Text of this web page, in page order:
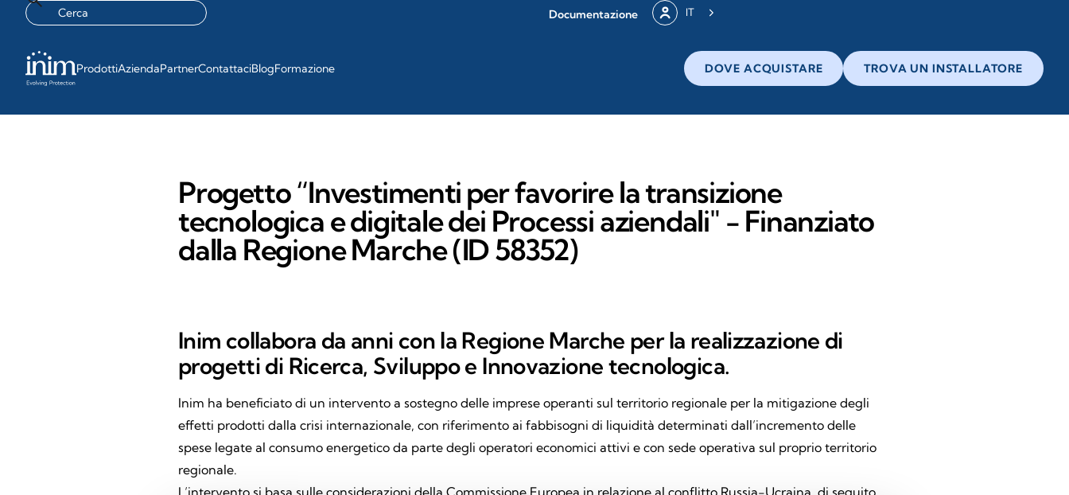
Documentazione IT
ProdottiAziendaPartnerContattaciBlogFormazione DOVE ACQUISTARE TROVA UN INSTALLATORE
Progetto “Investimenti per favorire la transizione
tecnologica e digitale dei Processi aziendali" - Finanziato
dalla Regione Marche (ID 58352)
Inim collabora da anni con la Regione Marche per la realizzazione di
progetti di Ricerca, Sviluppo e Innovazione tecnologica.
Inim ha beneficiato di un intervento a sostegno delle imprese operanti sul territorio regionale per la mitigazione degli
effetti prodotti dalla crisi internazionale, con riferimento ai fabbisogni di liquidità determinati dall’incremento delle
spese legate al consumo energetico da parte degli operatori economici attivi e con sede operativa sul proprio territorio
regionale.
L’intervento si basa sulle considerazioni della Commissione Europea in relazione al conflitto Russia-Ucraina, di seguito